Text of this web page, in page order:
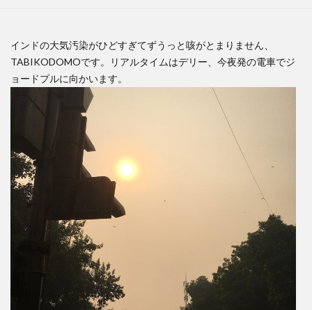
インドの大気汚染がひどすぎてずうっと咳がとまりません、
TABIKODOMOです。リアルタイムはデリー、今夜発の電車でジ
ョードプルに向かいます。